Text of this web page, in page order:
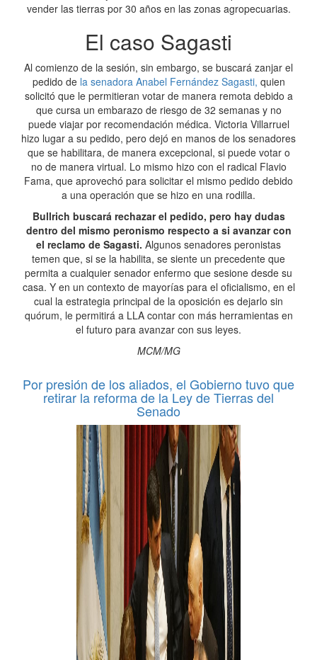
vender las tierras por 30 años en las zonas agropecuarias.
El caso Sagasti
Al comienzo de la sesión, sin embargo, se buscará zanjar el
pedido de la senadora Anabel Fernández Sagasti, quien
solicitó que le permitieran votar de manera remota debido a
que cursa un embarazo de riesgo de 32 semanas y no
puede viajar por recomendación médica. Victoria Villarruel
hizo lugar a su pedido, pero dejó en manos de los senadores
que se habilitara, de manera excepcional, si puede votar o
no de manera virtual. Lo mismo hizo con el radical Flavio
Fama, que aprovechó para solicitar el mismo pedido debido
a una operación que se hizo en una rodilla.
Bullrich buscará rechazar el pedido, pero hay dudas
dentro del mismo peronismo respecto a si avanzar con
el reclamo de Sagasti. Algunos senadores peronistas
temen que, si se la habilita, se siente un precedente que
permita a cualquier senador enfermo que sesione desde su
casa. Y en un contexto de mayorías para el oficialismo, en el
cual la estrategia principal de la oposición es dejarlo sin
quórum, le permitirá a LLA contar con más herramientas en
el futuro para avanzar con sus leyes.
MCM/MG
Por presión de los aliados, el Gobierno tuvo que
retirar la reforma de la Ley de Tierras del
Senado